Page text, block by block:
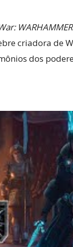
Pop!
criadora de
dos